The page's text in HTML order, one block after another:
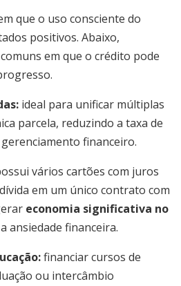
que o uso consciente do
positivos. Abaixo,
em que o crédito pode
ideal para unificar múltiplas
parcela, reduzindo a taxa de
financeiro.
vários cartões com juros
em um único contrato com
economia significativa no
ansiedade financeira.
financiar cursos de
ou intercâmbio